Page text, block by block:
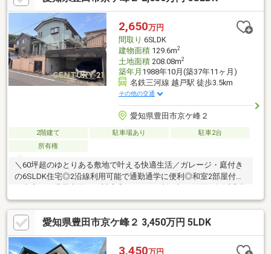
ご対応♪◇住宅ローンはどれくらい借りられるか。聞くだけＯＫ
◆自営業の方、転職して短い、借入がある。⇒多くの事例がござ
います。
2,650万円
間取り 6SLDK
建物面積129.6m2
土地面積208.08m2
築年月 1988年10月(築37年11ヶ月)
名鉄三河線 越戸駅 徒歩3.5km
その他の交通
愛知県豊田市京ケ峰２
2階建て 駐車場あり
駐車2台
所有権
＼60坪超のゆとりある敷地で叶える快適生活／ガレージ・庭付き
の6SLDK住宅◎2沿線利用可能で通勤通学に便利◎和室2部屋付き
納豊富でスッキリとした暮らしを実現◎ガレージ付きで愛車や趣
味の空間としても活躍◎広い庭で家庭菜園やお子様の遊び場にも
おすすめ■リフォーム＆リノベーション■無料相談♪無料見積り♪☆
物件の購入に合わせ、リフォーム・リノベーションを検討してい
る方☆物件価格＋諸費用＋リフォーム費用をセットでまとめて低
愛知県豊田市京ケ峰２ 3,450万円 5LDK
3,450万円